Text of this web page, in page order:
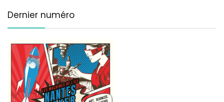
Dernier numéro